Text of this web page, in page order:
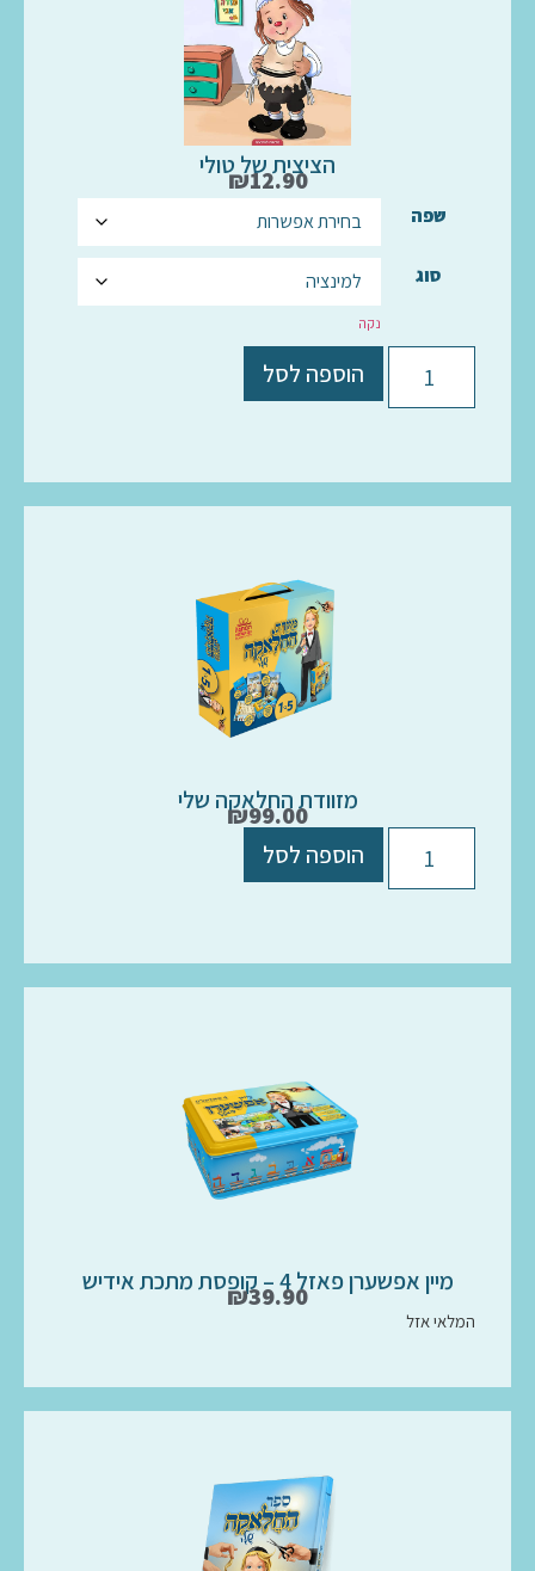
הציצית של טולי
₪12.90
שפה
סוג
נקה
הוספה לסל
מזוודת החלאקה שלי
₪99.00
הוספה לסל
מיין אפשערן פאזל 4 – קופסת מתכת אידיש ₪39.90
המלאי אזל